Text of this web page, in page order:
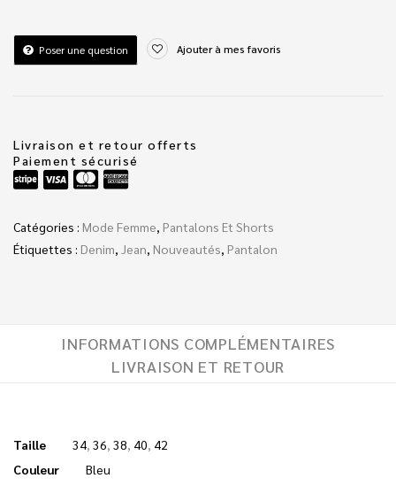
Poser une question Ajouter à mes favoris
Livraison et retour offerts
Paiement sécurisé
Catégories : Mode Femme Pantalons Et Shorts
Étiquettes : Denim Jean Nouveautés Pantalon
INFORMATIONS COMPLÉMENTAIRES
LIVRAISON ET RETOUR
Taille 34, 36, 38, 40, 42
Couleur
Bleu